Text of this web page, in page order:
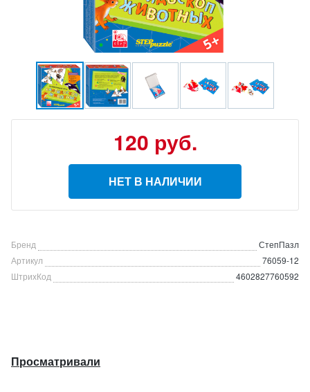
120 руб.
НЕТ В НАЛИЧИИ
Бренд
СтепПазл
Артикул
76059-12
ШтрихКод
4602827760592
Просматривали